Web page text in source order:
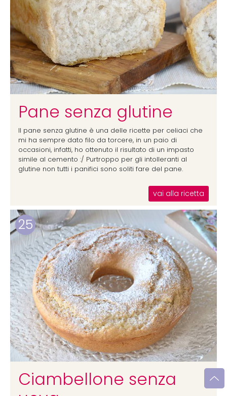
Pane senza glutine
Il pane senza glutine è una delle ricette per celiaci che
mi ha sempre dato filo da torcere, in un paio di
occasioni, infatti, ho ottenuto il risultato di un impasto
simile al cemento :/ Purtroppo per gli intolleranti al
glutine non tutti i panifici sono soliti fare del pane.
vai alla ricetta
25
Ciambellone senza